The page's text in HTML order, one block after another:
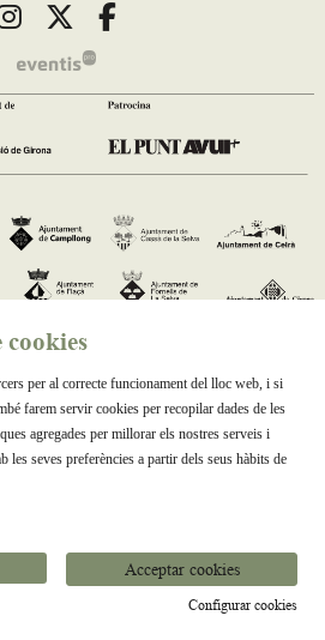
Link a instagram
Link a twitter
Link a facebook
per al correcte funcionament del lloc web, i si
farem servir cookies per recopilar dades de les
agregades per millorar els nostres serveis i
les seves preferències a partir dels seus hàbits de
Acceptar cookies
Configurar cookies